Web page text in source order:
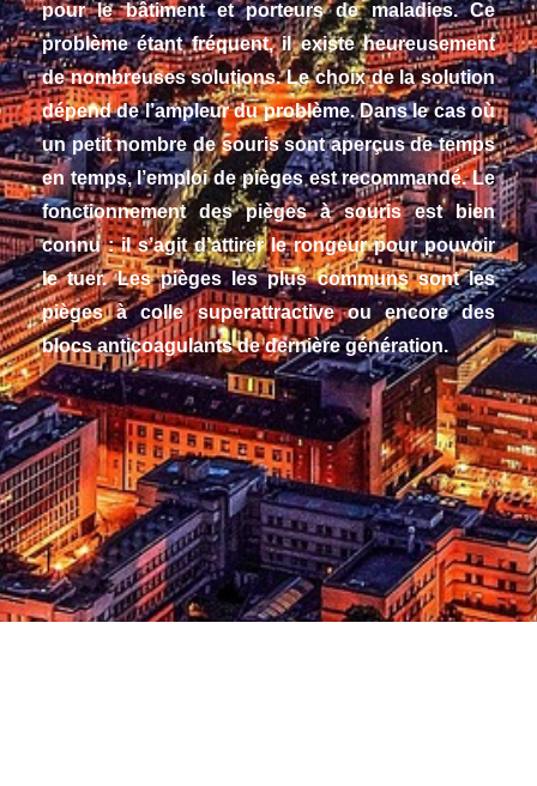
pour le bâtiment et porteurs de maladies. Ce
problème étant fréquent, il existe heureusement
de nombreuses solutions. Le choix de la solution
dépend de l’ampleur du problème. Dans le cas où
un petit nombre de souris sont aperçus de temps
en temps, l’emploi de pièges est recommandé. Le
fonctionnement des pièges à souris est bien
connu : il s’agit d’attirer le rongeur pour pouvoir
le tuer. Les pièges les plus communs sont les
pièges à colle superattractive ou encore des
blocs anticoagulants de dernière génération.